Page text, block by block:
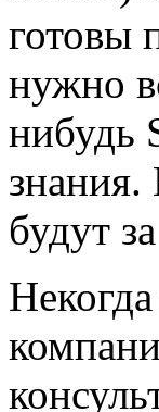
готовы
нужно
нибудь
знания.
будут